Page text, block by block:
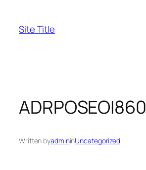
content
Site Title
ADRPOSEOI860
Written byadmininUncategorized